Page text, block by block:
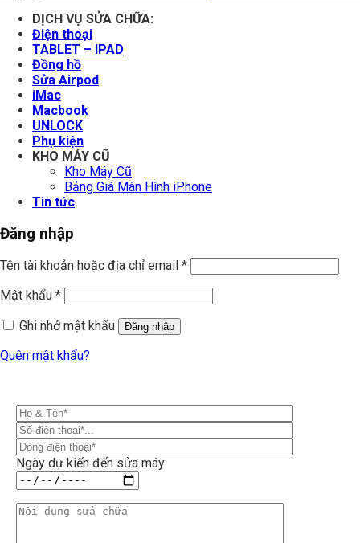
DỊCH VỤ SỬA CHỮA:
Điện thoại
TABLET – IPAD
Đồng hồ
Sửa Airpod
iMac
Macbook
UNLOCK
Phụ kiện
KHO MÁY CŨ
Kho Máy Cũ
Bảng Giá Màn Hình iPhone
Tin tức
Đăng nhập
Tên tài khoản hoặc địa chỉ email *
Mật khẩu *
Ghi nhớ mật khẩu
Đăng nhập
Quên mật khẩu?
Ngày dự kiến đến sửa máy